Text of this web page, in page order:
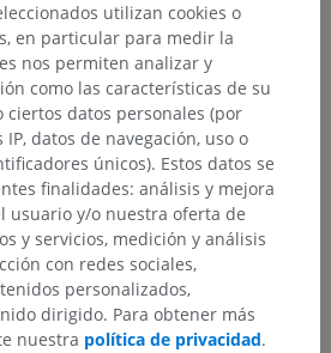
Oct 30].In: StatPearls [Internet].Treasure
2022 Jan-. Available from:
books/NBK545206/
utilizan cookies o
en particular para medir la
nos permiten analizar y
como las características de su
ciertos datos personales (por
datos de navegación, uso o
únicos). Estos datos se
finalidades: análisis y mejora
usuario y/o nuestra oferta de
y servicios, medición y análisis
con redes sociales,
personalizados,
dirigido. Para obtener más
nuestra política de privacidad.